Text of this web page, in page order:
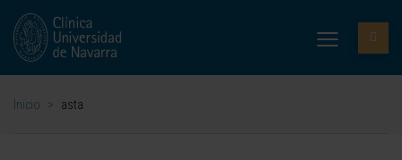
Inicio > asta